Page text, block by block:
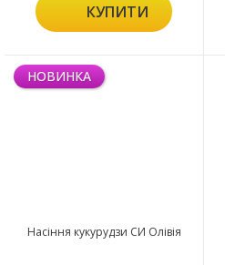
КУПИТИ
НОВИНКА
Насіння кукурудзи СИ Олівія